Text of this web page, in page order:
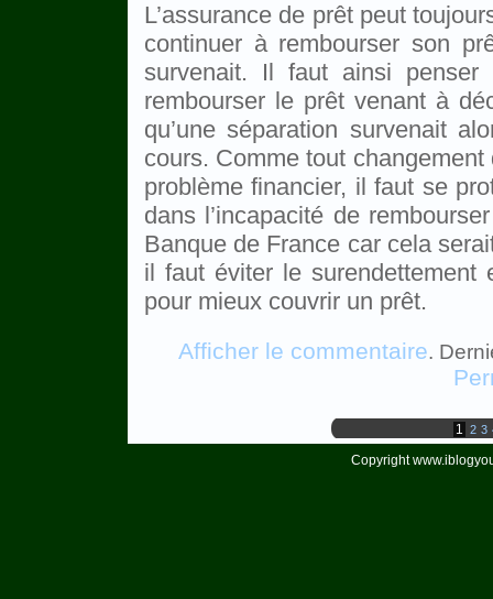
L’assurance de prêt peut
continuer à rembourser son
survenait. Il faut ainsi
rembourser le prêt venant à
qu’une séparation survenait
cours. Comme tout
problème financier, il faut se
dans l’incapacité de
Banque de France car cela
il faut éviter le surendettement
pour mieux couvrir un prêt.
Afficher le commentaire.
1 2 3
Copyright